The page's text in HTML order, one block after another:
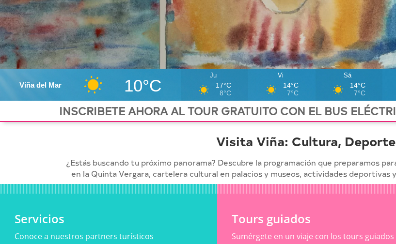
con
discapacidad
visual
que
están
usando
de
Presione
Viña del Mar 10°C
Ju
17°C
8°C
Vi
14°C
7°C
Sá
14°C
7°C
INSCRIBETE AHORA AL TOUR GRATUITO CON EL BUS
Visita Viña: Cultura,
¿Estás buscando tu próximo panorama? Descubre la programación que preparamos
en la Quinta Vergara, cartelera cultural en palacios y museos, actividades
Servicios
Conoce a nuestros partners turísticos
Tours guiados
Sumérgete en un viaje con los tours guiados